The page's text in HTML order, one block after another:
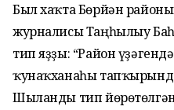
Был хаҡта Бөрйән
журналисы Таңһылыу
тип яҙҙы: “Район
ҡунаҡханаһы
Шыланды тип